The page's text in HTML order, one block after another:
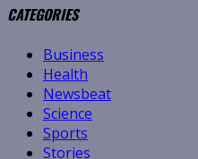
CATEGORIES
Business
Health
Newsbeat
Science
Sports
Stories